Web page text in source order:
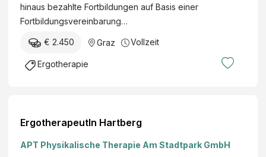
b
a
m
hinaus bezahlte Fortbildungen auf Basis einer
Fortbildungsvereinbarung…
€ 2.450 Graz Vollzeit
Ergotherapie
ErgotherapeutIn Hartberg
APT Physikalische Therapie Am Stadtpark GmbH